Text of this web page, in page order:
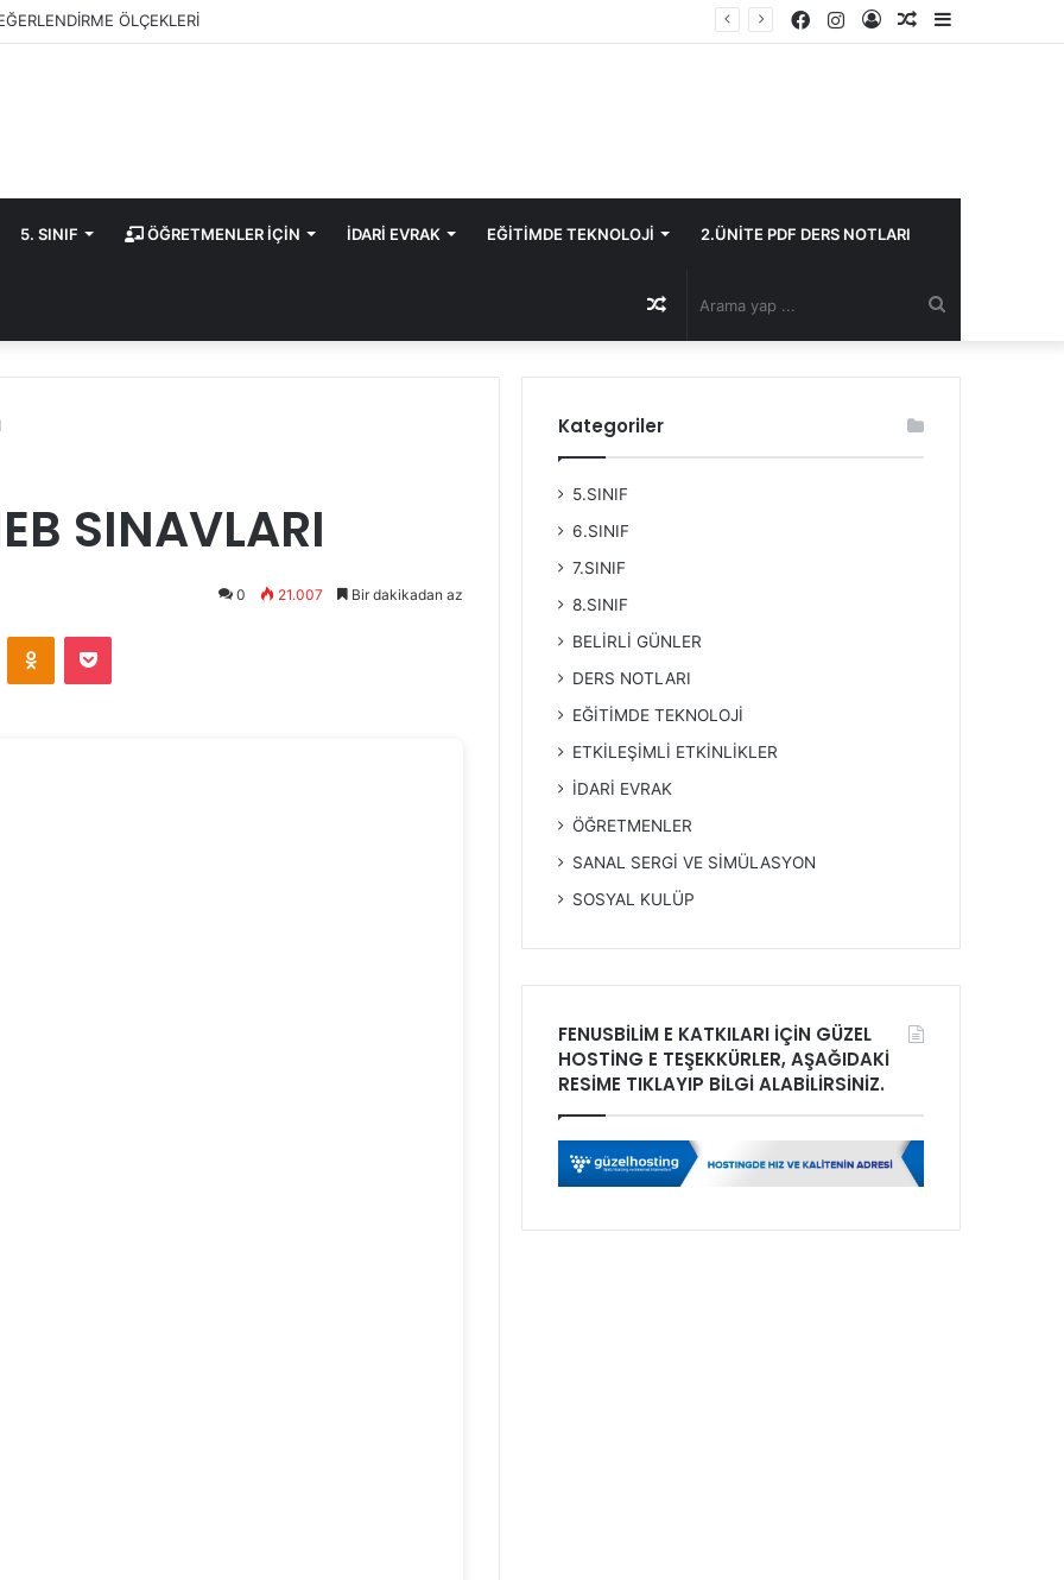
ÖLÇEKLERİ
Kenar
Rastgele
Kayıt
Instagram
Facebook
5. SINIF ÖĞRETMENLER İÇİN İDARİ EVRAK EĞİTİMDE TEKNOLOJİ 2.ÜNİTE PDF DERS NOTLARI
yap
Rastgele
Makale
SINAVLARI
0 21.007 Bir dakikadan az
Odnoklassniki
Pocket
Kategoriler
5.SINIF
6.SINIF
7.SINIF
8.SINIF
BELİRLİ GÜNLER
DERS NOTLARI
EĞİTİMDE TEKNOLOJİ
ETKİLEŞİMLİ ETKİNLİKLER
İDARİ EVRAK
ÖĞRETMENLER
SANAL SERGİ VE SİMÜLASYON
SOSYAL KULÜP
FENUSBİLİM E KATKILARI İÇİN GÜZEL
HOSTİNG E TEŞEKKÜRLER, AŞAĞIDAKİ
RESİME TIKLAYIP BİLGİ ALABİLİRSİNİZ.